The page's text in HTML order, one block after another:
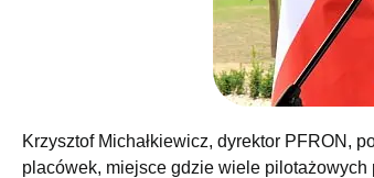
Krzysztof Michałkiewicz, dyrektor PFRON,
placówek, miejsce gdzie wiele pilotażowych